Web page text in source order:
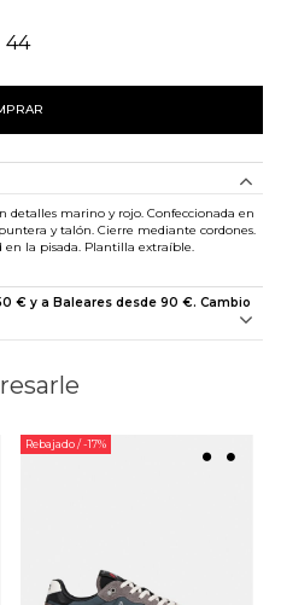
44
detalles marino y rojo. Confeccionada en
y talón. Cierre mediante cordones.
la pisada. Plantilla extraíble.
€ y a Baleares desde 90 €. Cambio
Rebajado/ -17%